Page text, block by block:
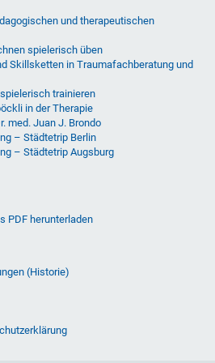
und therapeutischen
spielerisch üben
Skillsketten in Traumafachberatung und
trainieren
in der Therapie
med. Juan J. Brondo
– Städtetrip Berlin
– Städtetrip Augsburg
PDF herunterladen
(Historie)